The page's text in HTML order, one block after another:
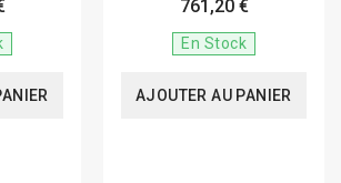
761,20 €
En Stock
AJOUTER AU PANIER